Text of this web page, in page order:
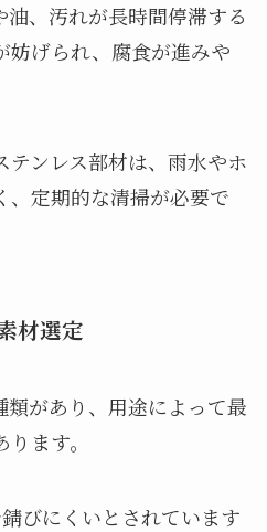
、汚れが長時間停滞する
妨げられ、腐食が進みや
ンレス部材は、雨水やホ
、定期的な清掃が必要で
材選定
類があり、用途によって最
ます。
錆びにくいとされています